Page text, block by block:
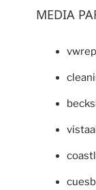
MEDIA